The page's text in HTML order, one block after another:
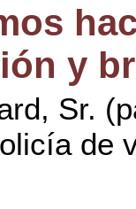
y
Sr.
de